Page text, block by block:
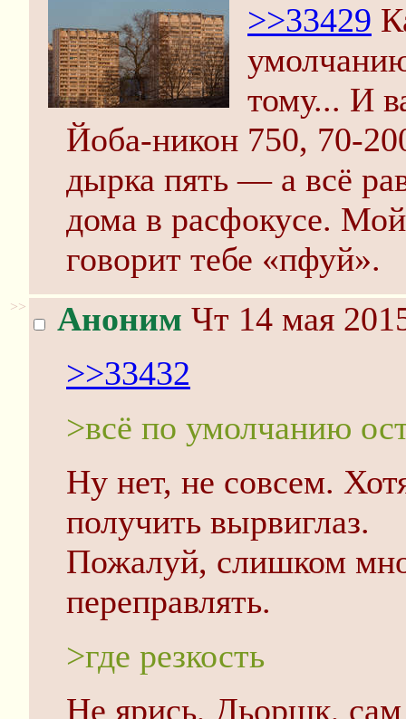
>>33429
тому... И
Йоба-никон 750, 70-
дырка пять — а всё
дома в расфокусе.
говорит тебе «пфуй».
>> Аноним Чт 14 мая
>>33432
>всё по умолчанию
Ну нет, не совсем.
получить вырвиглаз.
Пожалуй, слишком
переправлять.
>где резкость
Не ярись, Дьорщк,